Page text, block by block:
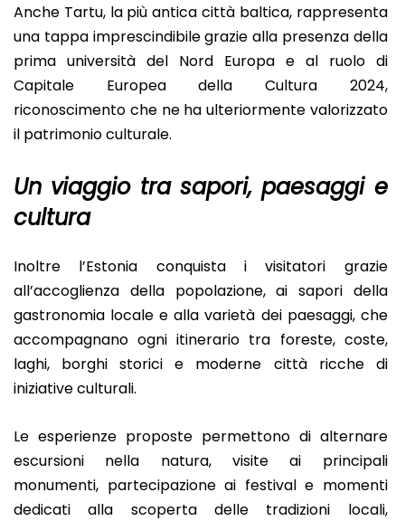
Anche Tartu, la più antica città baltica, rappresenta
una tappa imprescindibile grazie alla presenza della
prima università del Nord Europa e al ruolo di
Capitale Europea della Cultura 2024,
riconoscimento che ne ha ulteriormente valorizzato
il patrimonio culturale.
Un viaggio tra sapori, paesaggi e
cultura
Inoltre l’Estonia conquista i visitatori grazie
all’accoglienza della popolazione, ai sapori della
gastronomia locale e alla varietà dei paesaggi, che
accompagnano ogni itinerario tra foreste, coste,
laghi, borghi storici e moderne città ricche di
iniziative culturali.
Le esperienze proposte permettono di alternare
escursioni nella natura, visite ai principali
monumenti, partecipazione ai festival e momenti
dedicati alla scoperta delle tradizioni locali,